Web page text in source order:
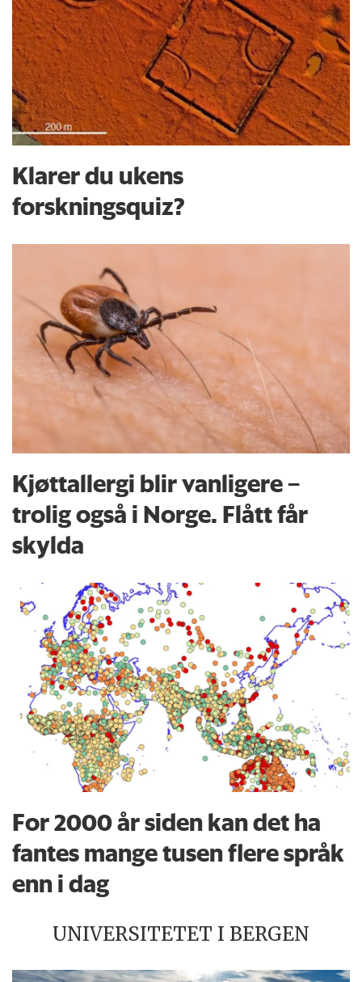
Klarer du ukens
forskningsquiz?
Kjøttallergi blir vanligere –
trolig også i Norge. Flått får
skylda
For 2000 år siden kan det ha
fantes mange tusen flere språk
enn i dag
UNIVERSITETET I BERGEN